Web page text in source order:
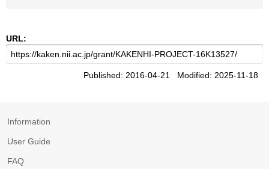
URL:
Published: 2016-04-21 Modified: 2025-11-18
Information
User Guide
FAQ